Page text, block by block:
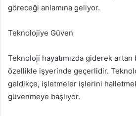
göreceği anlamına geliyor.
Teknolojiye Güven
Teknoloji hayatımızda giderek
özellikle işyerinde geçerlidir.
geldikçe, işletmeler işlerini
güvenmeye başlıyor.